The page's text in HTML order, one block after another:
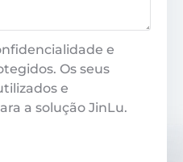
e
Os seus
e
a solução JinLu.